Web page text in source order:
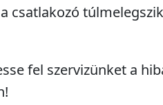
csatlakozó
fel szervizünket a